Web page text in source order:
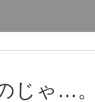
じゃ…。